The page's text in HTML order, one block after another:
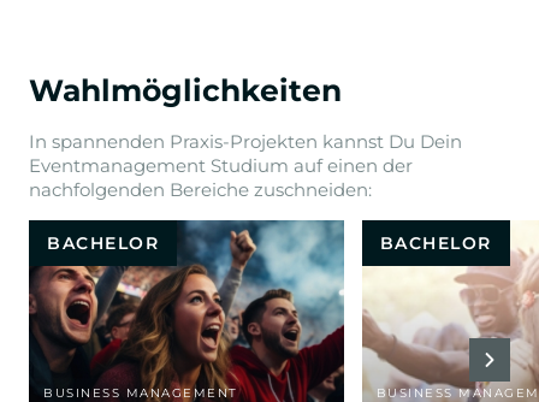
Wahlmöglichkeiten
In spannenden Praxis-Projekten kannst Du Dein
Eventmanagement Studium auf einen der
nachfolgenden Bereiche zuschneiden:
BACHELOR
BUSINESS MANAGEMENT
BACHELOR
BUSINESS